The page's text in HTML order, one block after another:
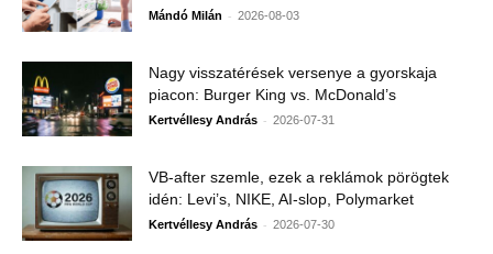
Mándó Milán - 2026-08-03
Nagy visszatérések versenye a gyorskaja
piacon: Burger King vs. McDonald’s
Kertvéllesy András - 2026-07-31
VB-after szemle, ezek a reklámok pörögtek
idén: Levi’s, NIKE, AI-slop, Polymarket
Kertvéllesy András - 2026-07-30